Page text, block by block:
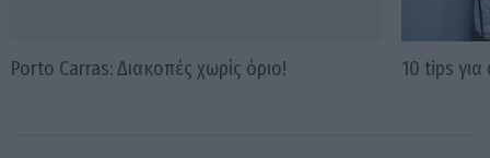
Porto Carras: Διακοπές χωρίς όριο! 10 tips